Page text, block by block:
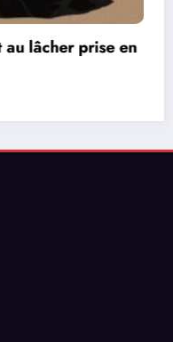
entre les jeux